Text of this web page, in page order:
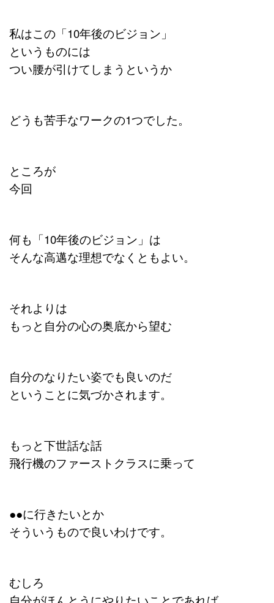
私はこの「10年後のビジョン」
というものには
つい腰が引けてしまうというか
どうも苦手なワークの1つでした。
ところが
今回
何も「10年後のビジョン」は
そんな高邁な理想でなくともよい。
それよりは
もっと自分の心の奥底から望む
自分のなりたい姿でも良いのだ
ということに気づかされます。
もっと下世話な話
飛行機のファーストクラスに乗って
●●に行きたいとか
そういうもので良いわけです。
むしろ